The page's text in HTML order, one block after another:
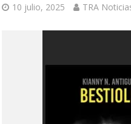
10 julio, 2025 TRA